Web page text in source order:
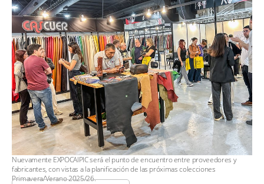
​Nuevamente EXPOCAIPIC será el punto de encuentro entre proveedores y
fabricantes, con vistas a la planificación de las próximas colecciones
Primavera/Verano 2025/26.